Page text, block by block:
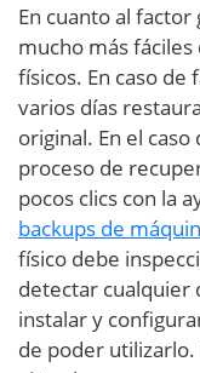
En cuanto al
mucho más
físicos. En caso
varios días
original. En el
proceso de
pocos clics con la
backups de
físico debe
detectar cualquier
instalar y
de poder utilizarlo.